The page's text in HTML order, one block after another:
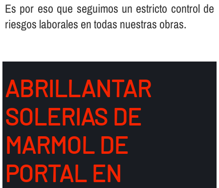
Es por eso que seguimos un estricto control de
riesgos laborales en todas nuestras obras.
ABRILLANTAR
SOLERIAS DE
MARMOL DE
PORTAL EN